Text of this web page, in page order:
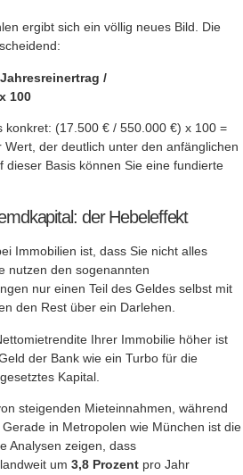
ergibt sich ein völlig neues Bild. Die
/
100
konkret: (17.500 € / 550.000 €) x 100 =
Wert, der deutlich unter den anfänglichen
dieser Basis können Sie eine fundierte
der Hebeleffekt
Immobilien ist, dass Sie nicht alles
nutzen den sogenannten
nur einen Teil des Geldes selbst mit
den Rest über ein Darlehen.
Ihrer Immobilie höher ist
der Bank wie ein Turbo für die
Kapital.
steigenden Mieteinnahmen, während
in Metropolen wie München ist die
Analysen zeigen, dass
um 3,8 Prozent pro Jahr